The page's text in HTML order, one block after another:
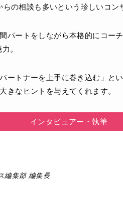
の相談も多いという珍しいコン
パートをしながら本格的にコー
。
ートナーを上手に巻き込む」と
きなヒントを与えてくれます。
インタビュアー・執筆
編集部 編集長